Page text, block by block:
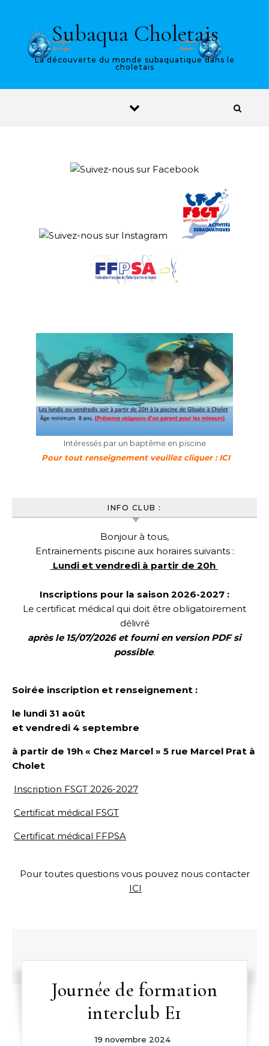
Subaqua Choletais
La découverte du monde subaquatique dans le
choletais
Intéressés par un baptême en piscine
Pour tout renseignement veuillez cliquer : ICI
INFO CLUB :
Bonjour à tous,
Entrainements piscine aux horaires suivants :
Lundi et vendredi à partir de 20h
Inscriptions pour la saison 2026-2027 :
Le certificat médical qui doit être obligatoirement
délivré
après le 15/07/2026 et fourni en version PDF si
possible.
Soirée inscription et renseignement :
le lundi 31 août
et vendredi 4 septembre
à partir de 19h « Chez Marcel » 5 rue Marcel Prat à
Cholet
Inscription FSGT 2026-2027
Certificat médical FSGT
Certificat médical FFPSA
Pour toutes questions vous pouvez nous contacter
ICI
Journée de formation
interclub E1
19 novembre 2024